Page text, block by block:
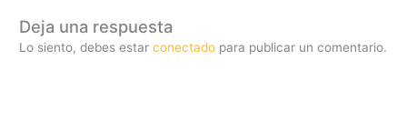
Deja una respuesta
Lo siento, debes estarconectado para publicar un comentario.